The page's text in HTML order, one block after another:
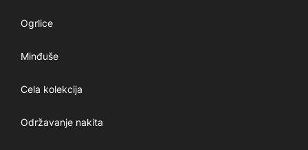
Ogrlice
Minđuše
Cela kolekcija
Održavanje nakita